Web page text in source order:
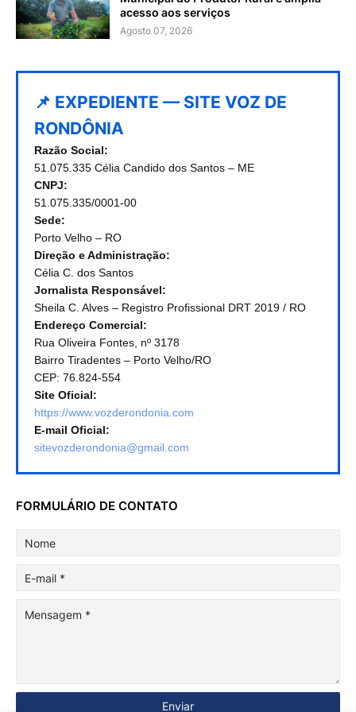
acesso aos serviços
Agosto 07, 2026
📌 EXPEDIENTE — SITE VOZ DE
RONDÔNIA
Razão Social:
51.075.335 Célia Candido dos Santos – ME
CNPJ:
51.075.335/0001-00
Sede:
Porto Velho – RO
Direção e Administração:
Célia C. dos Santos
Jornalista Responsável:
Sheila C. Alves – Registro Profissional DRT 2019 / RO
Endereço Comercial:
Rua Oliveira Fontes, nº 3178
Bairro Tiradentes – Porto Velho/RO
CEP: 76.824-554
Site Oficial:
https://www.vozderondonia.com
E-mail Oficial:
sitevozderondonia@gmail.com
FORMULÁRIO DE CONTATO